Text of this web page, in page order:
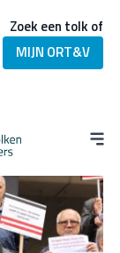
Zoek een tolk of
MIJN ORT&V